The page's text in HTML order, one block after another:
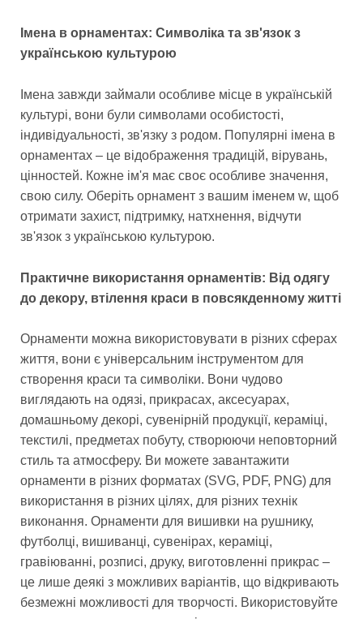
Імена в орнаментах: Символіка та зв'язок з
українською культурою
Імена завжди займали особливе місце в українській
культурі, вони були символами особистості,
індивідуальності, зв'язку з родом. Популярні імена в
орнаментах – це відображення традицій, вірувань,
цінностей. Кожне ім'я має своє особливе значення,
свою силу. Оберіть орнамент з вашим іменем w, щоб
отримати захист, підтримку, натхнення, відчути
зв'язок з українською культурою.
Практичне використання орнаментів: Від одягу
до декору, втілення краси в повсякденному житті
Орнаменти можна використовувати в різних сферах
життя, вони є універсальним інструментом для
створення краси та символіки. Вони чудово
виглядають на одязі, прикрасах, аксесуарах,
домашньому декорі, сувенірній продукції, кераміці,
текстилі, предметах побуту, створюючи неповторний
стиль та атмосферу. Ви можете завантажити
орнаменти в різних форматах (SVG, PDF, PNG) для
використання в різних цілях, для різних технік
виконання. Орнаменти для вишивки на рушнику,
футболці, вишиванці, сувенірах, кераміці,
гравіюванні, розписі, друку, виготовленні прикрас –
це лише деякі з можливих варіантів, що відкривають
безмежні можливості для творчості. Використовуйте